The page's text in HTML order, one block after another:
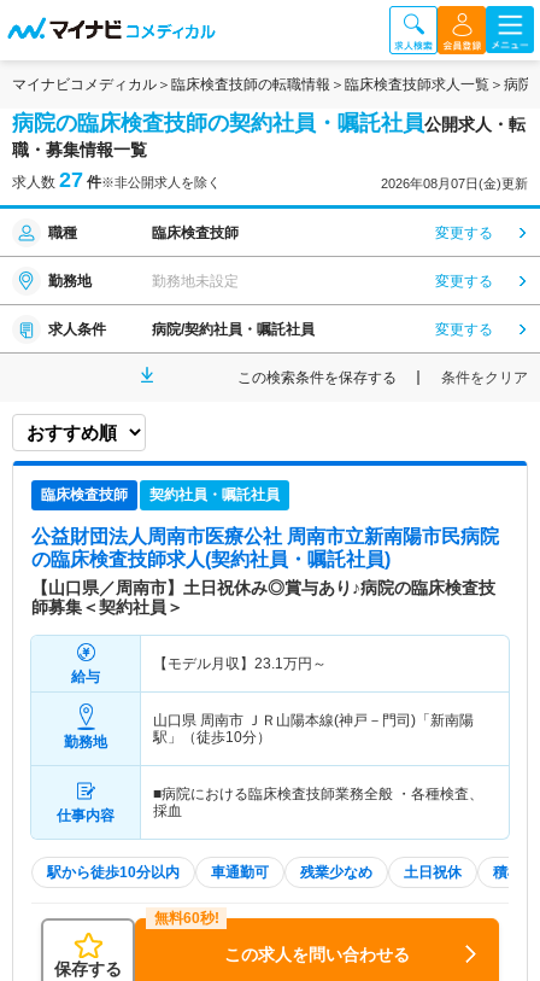
マイナビコメディカル 臨床検査技師の転職情報 臨床検査技師求人一覧 病院
病院の臨床検査技師の契約社員・嘱託社員公開求人・転
職・募集情報一覧
求人数 27 件※非公開求人を除く 2026年08月07日(金)更新
職種 臨床検査技師 変更する
勤務地 勤務地未設定 変更する
求人条件 病院/契約社員・嘱託社員 変更する
この検索条件を保存する 条件をクリア
臨床検査技師 契約社員・嘱託社員
公益財団法人周南市医療公社 周南市立新南陽市民病院
の臨床検査技師求人(契約社員・嘱託社員)
【山口県／周南市】土日祝休み◎賞与あり♪病院の臨床検査技
師募集＜契約社員＞
給与
【モデル月収】 23.1万円～
勤務地
山口県 周南市 ＪＲ山陽本線(神戸－門司)「新南陽
駅」（徒歩10分）
仕事内容
■病院における臨床検査技師業務全般 ・各種検査、
採血
駅から徒歩10分以内 車通勤可 残業少なめ 土日祝休 積極採
保存する
この求人を問い合わせる